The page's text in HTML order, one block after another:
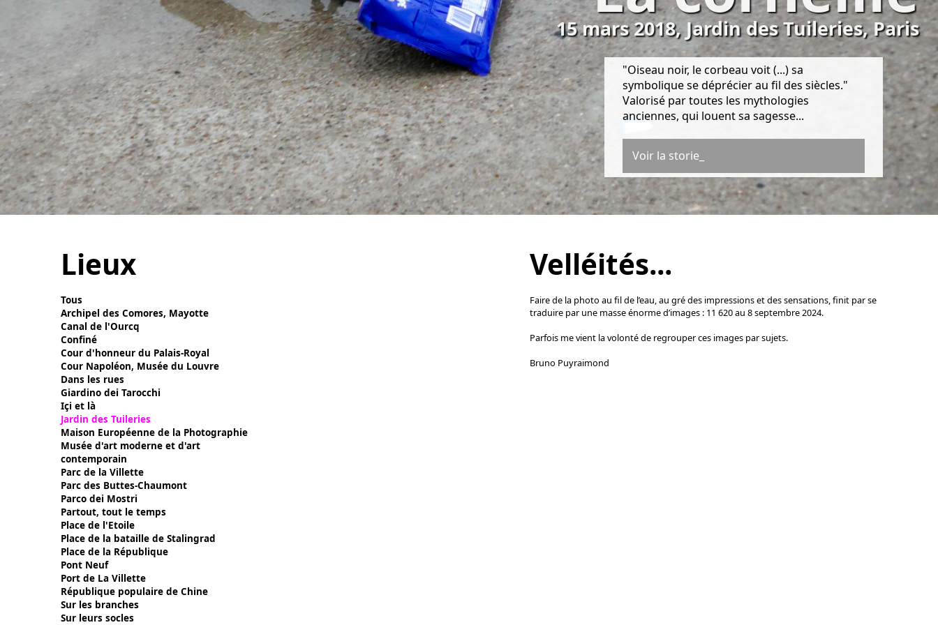
15 mars 2018, Jardin des Tuileries, Paris
"Oiseau noir, le corbeau voit (...) sa
symbolique se déprécier au fil des siècles."
Valorisé par toutes les mythologies
anciennes, qui louent sa sagesse...
Voir la storie_
Lieux
Tous
Archipel des Comores, Mayotte
Canal de l'Ourcq
Confiné
Cour d'honneur du Palais-Royal
Cour Napoléon, Musée du Louvre
Dans les rues
Giardino dei Tarocchi
Içi et là
Jardin des Tuileries
Maison Européenne de la Photographie
Musée d'art moderne et d'art
contemporain
Parc de la Villette
Parc des Buttes-Chaumont
Parco dei Mostri
Partout, tout le temps
Place de l'Etoile
Place de la bataille de Stalingrad
Place de la République
Pont Neuf
Port de La Villette
République populaire de Chine
Sur les branches
Sur leurs socles
Velléités...
Faire de la photo au fil de l’eau, au gré des impressions et des sensations, finit par se
traduire par une masse énorme d’images : 11 620 au 8 septembre 2024.
Parfois me vient la volonté de regrouper ces images par sujets.
Bruno Puyraimond